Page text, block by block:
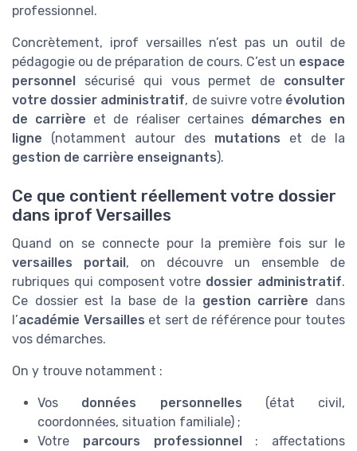
professionnel.
Concrètement, iprof versailles n’est pas un outil de
pédagogie ou de préparation de cours. C’est un espace
personnel sécurisé qui vous permet de consulter
votre dossier administratif, de suivre votre évolution
de carrière et de réaliser certaines démarches en
ligne (notamment autour des mutations et de la
gestion de carrière enseignants).
Ce que contient réellement votre dossier
dans iprof Versailles
Quand on se connecte pour la première fois sur le
versailles portail, on découvre un ensemble de
rubriques qui composent votre dossier administratif.
Ce dossier est la base de la gestion carrière dans
l’académie Versailles et sert de référence pour toutes
vos démarches.
On y trouve notamment :
Vos données personnelles (état civil,
coordonnées, situation familiale) ;
Votre parcours professionnel: affectations